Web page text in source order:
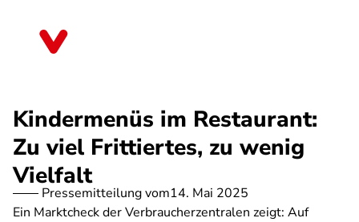
Kindermenüs im Restaurant:
Zu viel Frittiertes, zu wenig
Vielfalt
Pressemitteilung vom14. Mai 2025
Ein Marktcheck der Verbraucherzentralen zeigt: Auf